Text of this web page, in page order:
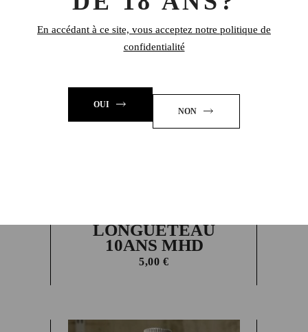
En accédant à ce site, vous acceptez notre politique de
confidentialité
OUI
NON
PRODUITS SIMILAIRES
LONGUETEAU
10ANS MHD
5,00€